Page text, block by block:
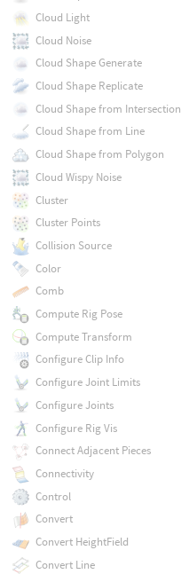
Cloud Light
Cloud Noise
Cloud Shape Generate
Cloud Shape Replicate
Cloud Shape from Intersection
Cloud Shape from Line
Cloud Shape from Polygon
Cloud Wispy Noise
Cluster
Cluster Points
Collision Source
Color
Comb
Compute Rig Pose
Compute Transform
Configure Clip Info
Configure Joint Limits
Configure Joints
Configure Rig Vis
Connect Adjacent Pieces
Connectivity
Control
Convert
Convert HeightField
Convert Line